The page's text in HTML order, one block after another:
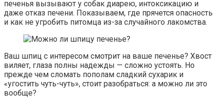
печенья вызывают у собак диарею, интоксикацию и
даже отказ печени. Показываем, где прячется опасность
и как не угробить питомца из-за случайного лакомства.
Ваш шпиц с интересом смотрит на ваше печенье? Хвост
виляет, глаза полны надежды — сложно устоять. Но
прежде чем сломать пополам сладкий сухарик и
«угостить чуть-чуть», стоит разобраться: а можно ли это
вообще?